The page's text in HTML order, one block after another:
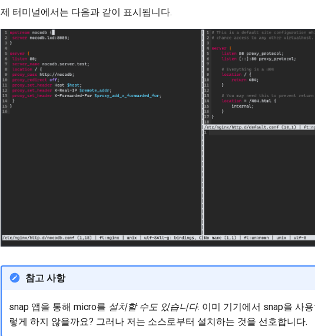
제 터미널에서는 다음과 같이 표시됩니다.
참고 사항
snap 앱을 통해 micro를 설치할 수도 있습니다. 이미 기기에서 snap을 사
렇게 하지 않을까요? 그러나 저는 소스로부터 설치하는 것을 선호합니다.